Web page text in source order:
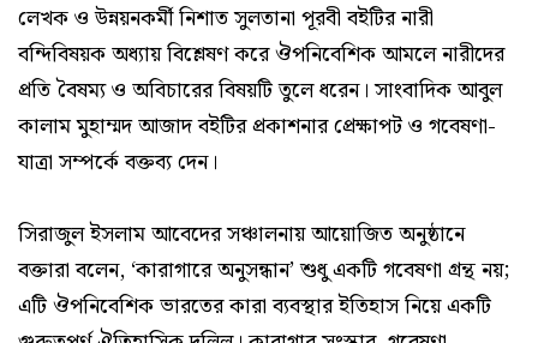
লেখক ও উন্নয়নকর্মী নিশাত সুলতানা পূরবী বইটির নারী
বন্দিবিষয়ক অধ্যায় বিশ্লেষণ করে ঔপনিবেশিক আমলে নারীদের
প্রতি বৈষম্য ও অবিচারের বিষয়টি তুলে ধরেন। সাংবাদিক আবুল
কালাম মুহাম্মদ আজাদ বইটির প্রকাশনার প্রেক্ষাপট ও গবেষণা-
যাত্রা সম্পর্কে বক্তব্য দেন।
সিরাজুল ইসলাম আবেদের সঞ্চালনায় আয়োজিত অনুষ্ঠানে
বক্তারা বলেন, ‘কারাগারে অনুসন্ধান’ শুধু একটি গবেষণা গ্রন্থ নয়;
এটি ঔপনিবেশিক ভারতের কারা ব্যবস্থার ইতিহাস নিয়ে একটি